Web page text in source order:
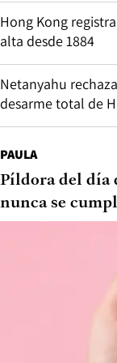
Hong Kong
alta desde 1884
Netanyahu
desarme total de
PAULA
Píldora del día
nunca se